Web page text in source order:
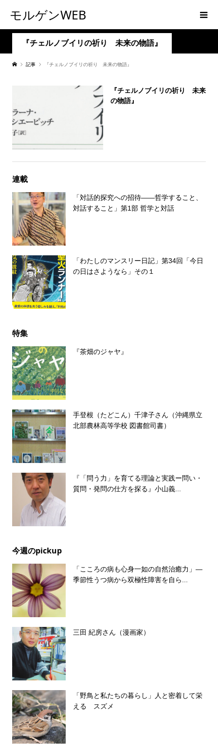
モルゲンWEB
『チェルノブイリの祈り 未来の物語』
記事 『チェルノブイリの祈り 未来の物語』
『チェルノブイリの祈り 未来
の物語』
連載
「対話的探究への招待――哲学すること、
対話すること」第1部 哲学と対話
「わたしのマンスリー日記」第34回「今日
の日はさようなら」その１
特集
『茶畑のジャヤ』
手登根（たどこん）千津子さん（沖縄県立
北部農林高等学校 図書館司書）
『「問う力」を育てる理論と実践ー問い・
質問・発問の仕方を探る』小山義...
今週のpickup
「こころの病も心身一如の自然治癒力」―
季節性うつ病から双極性障害を自ら...
三田 紀房さん（漫画家）
「野鳥と私たちの暮らし」人と密着して栄
える スズメ